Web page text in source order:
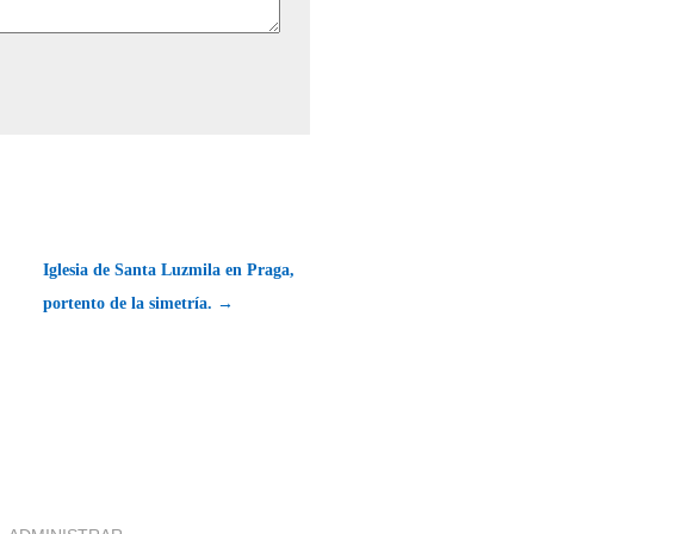
Iglesia de Santa Luzmila en Praga,
portento de la simetría. →